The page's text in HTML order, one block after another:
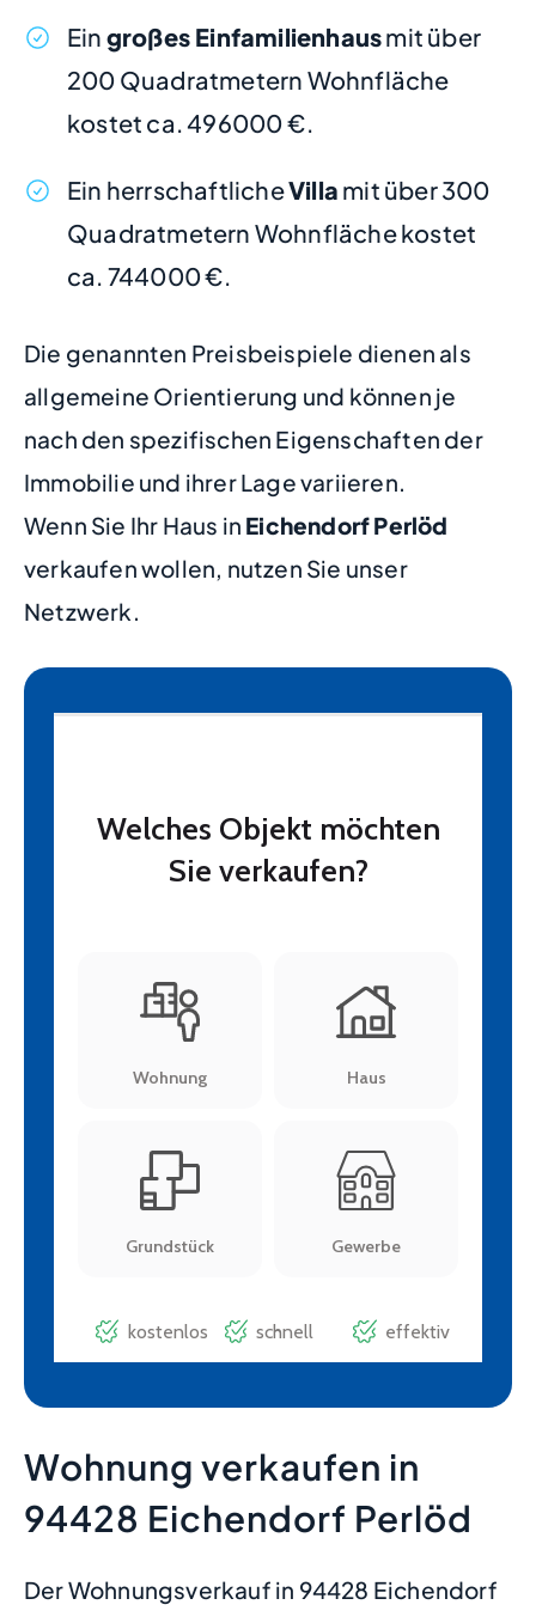
Ein großes Einfamilienhausmit über
200 Quadratmetern Wohnfläche
kostet ca. 496000 €.
Ein herrschaftlicheVilla mit über 300
Quadratmetern Wohnfläche kostet
ca. 744000 €.
Die genannten Preisbeispiele dienen als
allgemeine Orientierung und können je
nach den spezifischen Eigenschaften der
Immobilie und ihrer Lage variieren.
Wenn Sie Ihr Haus in Eichendorf Perlöd
verkaufen wollen, nutzen Sie unser
Netzwerk.
Wohnung verkaufen in
94428 Eichendorf Perlöd
Der Wohnungsverkauf in 94428 Eichendorf